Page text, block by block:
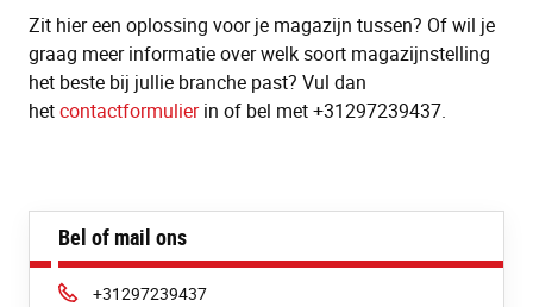
Zit hier een oplossing voor je magazijn tussen? Of wil je
graag meer informatie over welk soort magazijnstelling
het beste bij jullie branche past? Vul dan
hetcontactformulierin of bel met+31297239437.
Bel of mail ons
Telefoon:
+31297239437